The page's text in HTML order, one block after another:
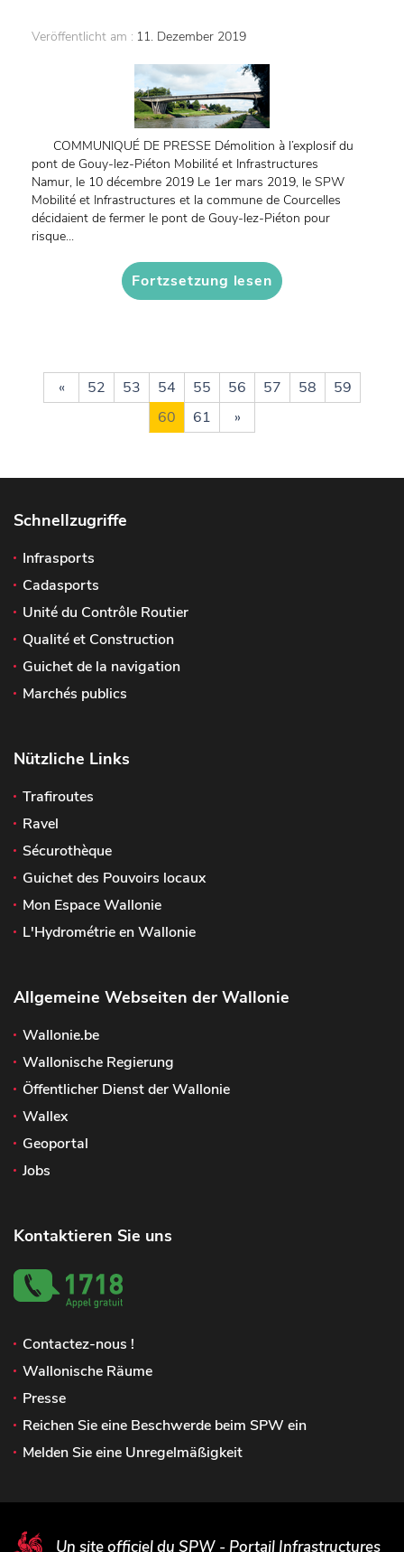
Veröffentlicht am : 11. Dezember 2019
COMMUNIQUÉ DE PRESSE Démolition à l’explosif du
pont de Gouy-lez-Piéton Mobilité et Infrastructures
Namur, le 10 décembre 2019 Le 1er mars 2019, le SPW
Mobilité et Infrastructures et la commune de Courcelles
décidaient de fermer le pont de Gouy-lez-Piéton pour
risque...
Fortzsetzung lesen
« 52 53 54 55 56 57 58
59
60
61 »
Schnellzugriffe
Infrasports
Cadasports
Unité du Contrôle Routier
Qualité et Construction
Guichet de la navigation
Marchés publics
Nützliche Links
Trafiroutes
Ravel
Sécurothèque
Guichet des Pouvoirs locaux
Mon Espace Wallonie
L'Hydrométrie en Wallonie
Allgemeine Webseiten der Wallonie
Wallonie.be
Wallonische Regierung
Öffentlicher Dienst der Wallonie
Wallex
Geoportal
Jobs
Kontaktieren Sie uns
Contactez-nous !
Wallonische Räume
Presse
Reichen Sie eine Beschwerde beim SPW ein
Melden Sie eine Unregelmäßigkeit
Un site officiel du SPW - Portail Infrastructures